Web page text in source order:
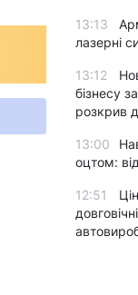
13:13
лазерні
13:12
бізнесу
розкрив
13:00
оцтом:
12:51